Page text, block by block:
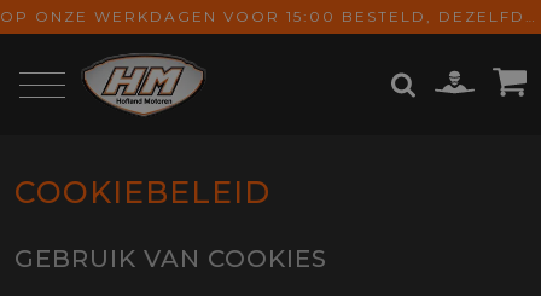
OP ONZE WERKDAGEN VOOR 15:00 BESTELD, DEZELFDE DAG VERZONDEN! GRATIS VERZENDING VANAF € 65,-
COOKIEBELEID
GEBRUIK VAN COOKIES